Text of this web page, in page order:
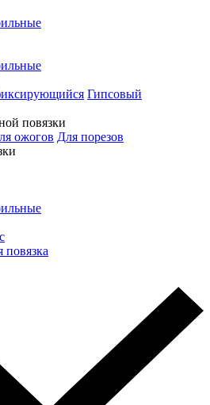
Гипсовый
повязки
ожогов Для порезов
повязка